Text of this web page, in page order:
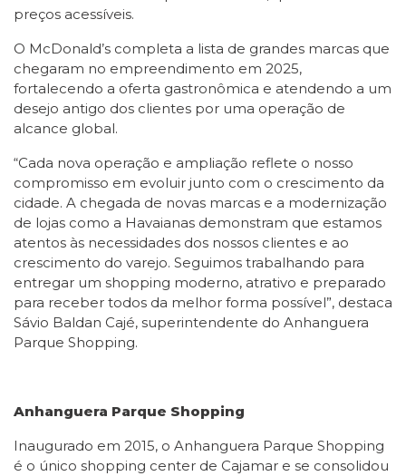
preços acessíveis.
O McDonald’s completa a lista de grandes marcas que
chegaram no empreendimento em 2025,
fortalecendo a oferta gastronômica e atendendo a um
desejo antigo dos clientes por uma operação de
alcance global.
“Cada nova operação e ampliação reflete o nosso
compromisso em evoluir junto com o crescimento da
cidade. A chegada de novas marcas e a modernização
de lojas como a Havaianas demonstram que estamos
atentos às necessidades dos nossos clientes e ao
crescimento do varejo. Seguimos trabalhando para
entregar um shopping moderno, atrativo e preparado
para receber todos da melhor forma possível”, destaca
Sávio Baldan Cajé, superintendente do Anhanguera
Parque Shopping.
Anhanguera Parque Shopping
Inaugurado em 2015, o Anhanguera Parque Shopping
é o único shopping center de Cajamar e se consolidou